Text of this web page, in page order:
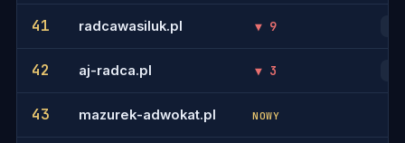
41 radcawasiluk.pl ▼ 9
42 aj-radca.pl ▼ 3
43 mazurek-adwokat.pl NOWY